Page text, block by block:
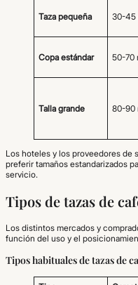
Taza pequeña 30-45
Copa estándar 50-70
Talla grande 80-90
Los hoteles y los proveedores de
preferir tamaños estandarizados
servicio.
Tipos de tazas de
Los distintos mercados y
función del uso y el
Tipos habituales de tazas de